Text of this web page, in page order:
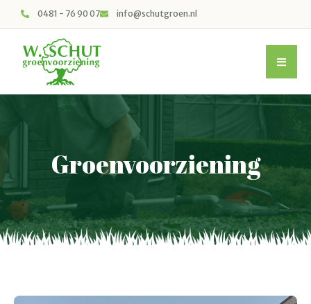
0481 - 76 90 07 info@schutgroen.nl
Groenvoorziening